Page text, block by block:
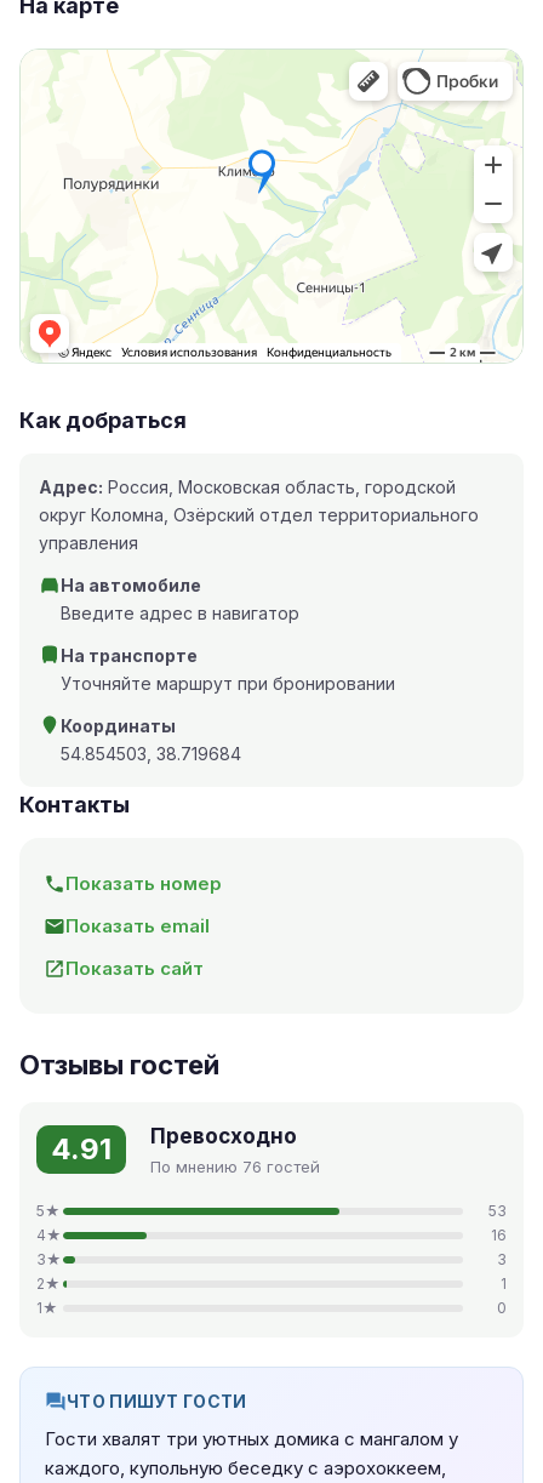
На карте
Как добраться
Адрес: Россия, Московская область, городской
округ Коломна, Озёрский отдел территориального
управления
На автомобиле
Введите адрес в навигатор
На транспорте
Уточняйте маршрут при бронировании
Координаты
54.854503, 38.719684
Контакты
Показать номер
Показать email
Показать сайт
Отзывы гостей
4.91 Превосходно
По мнению 76 гостей
5★
53
4★
16
3★
3
2★
1
1★
0
ЧТО ПИШУТ ГОСТИ
Гости хвалят три уютных домика с мангалом у
каждого, купольную беседку с аэрохоккеем,